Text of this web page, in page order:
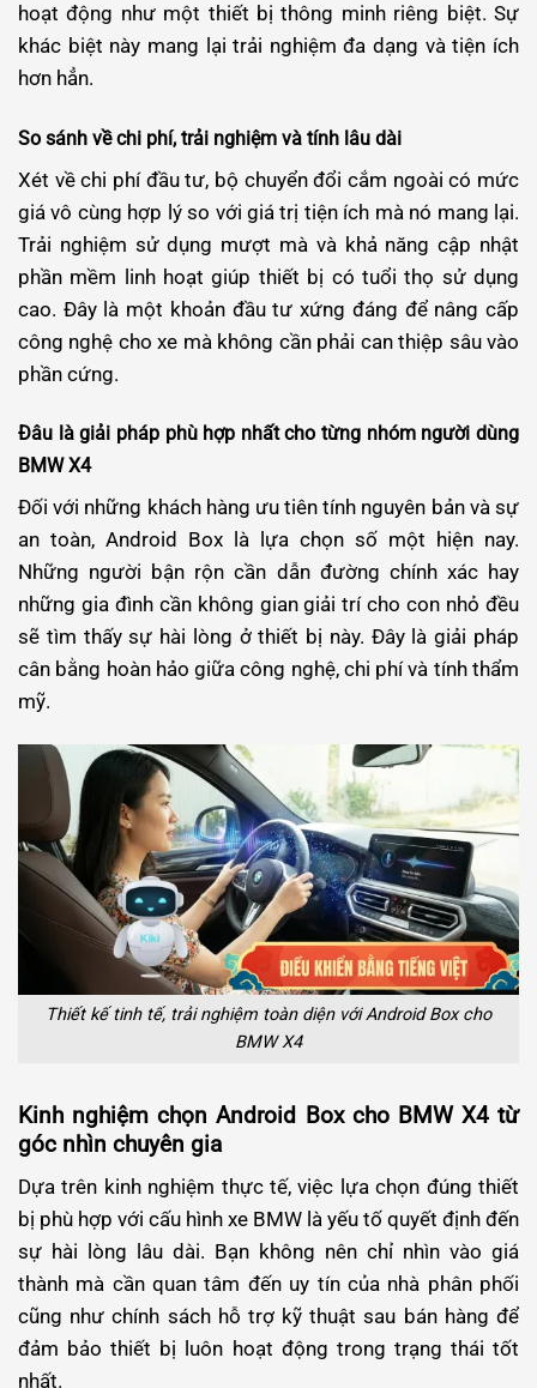
hoạt động như một thiết bị thông minh riêng biệt. Sự
khác biệt này mang lại trải nghiệm đa dạng và tiện ích
hơn hẳn.
So sánh về chi phí, trải nghiệm và tính lâu dài
Xét về chi phí đầu tư, bộ chuyển đổi cắm ngoài có mức
giá vô cùng hợp lý so với giá trị tiện ích mà nó mang lại.
Trải nghiệm sử dụng mượt mà và khả năng cập nhật
phần mềm linh hoạt giúp thiết bị có tuổi thọ sử dụng
cao. Đây là một khoản đầu tư xứng đáng để nâng cấp
công nghệ cho xe mà không cần phải can thiệp sâu vào
phần cứng.
Đâu là giải pháp phù hợp nhất cho từng nhóm người dùng
BMW X4
Đối với những khách hàng ưu tiên tính nguyên bản và sự
an toàn, Android Box là lựa chọn số một hiện nay.
Những người bận rộn cần dẫn đường chính xác hay
những gia đình cần không gian giải trí cho con nhỏ đều
sẽ tìm thấy sự hài lòng ở thiết bị này. Đây là giải pháp
cân bằng hoàn hảo giữa công nghệ, chi phí và tính thẩm
mỹ.
Thiết kế tinh tế, trải nghiệm toàn diện với Android Box cho
BMW X4
Kinh nghiệm chọn Android Box cho BMW X4 từ
góc nhìn chuyên gia
Dựa trên kinh nghiệm thực tế, việc lựa chọn đúng thiết
bị phù hợp với cấu hình xe BMW là yếu tố quyết định đến
sự hài lòng lâu dài. Bạn không nên chỉ nhìn vào giá
thành mà cần quan tâm đến uy tín của nhà phân phối
cũng như chính sách hỗ trợ kỹ thuật sau bán hàng để
đảm bảo thiết bị luôn hoạt động trong trạng thái tốt
nhất.